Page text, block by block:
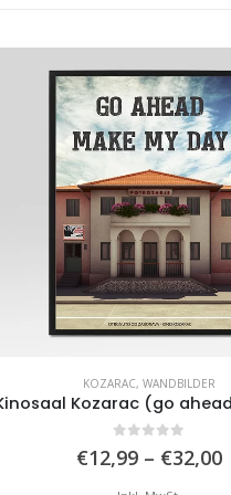
KOZARAC, WANDBILDER
€12,99 – €32,00